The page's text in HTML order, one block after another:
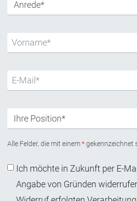
Alle Felder, die mit einem*gekennzeichnet
Ich möchte in Zukunft per E-
Angabe von Gründen